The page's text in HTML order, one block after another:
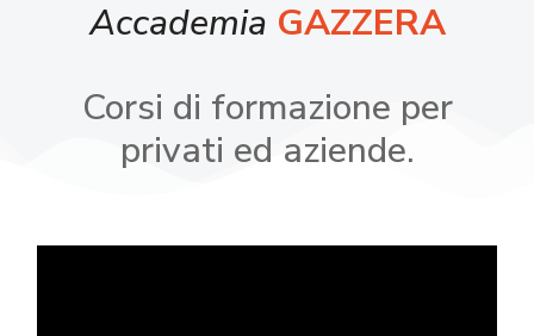
Accademia GAZZERA
Corsi di formazione per
privati ed aziende.